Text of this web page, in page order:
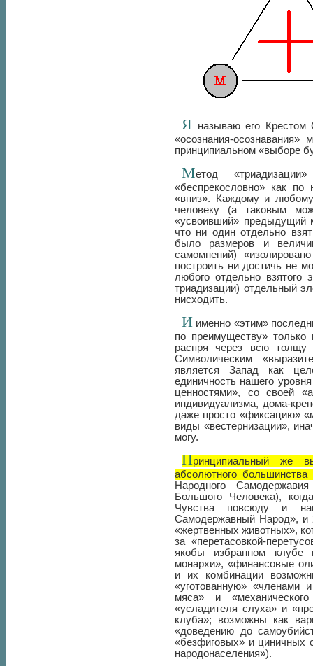
Я называю его
«осознания-осознавания»
принципиальном «выборе
Метод
«беспрекословно» как
«вниз». Каждому и
человеку (а таковым
«усвоивший» предыдущий
что ни один отдельно
было размеров и
самомнений)
построить ни достичь не
любого отдельно взятого
триадизации) отдельный
нисходить.
И именно «этим»
по преимуществу»
распря через всю
Символическим
является Запад как
единичность нашего
ценностями», со своей
индивидуализма, дома-
даже просто «фиксацию»
виды «вестернизации»,
могу.
Принципиальный же
абсолютного
Народного
Большого Человека),
Чувства повсюду и
Самодержавный Народ», и
«жертвенных животных»,
за «перетасовкой-
якобы избранном клубе
монархи», «финансовые
и их комбинации
«уготованную» «членами
мяса» и
«усладителя слуха» и
клуба»; возможны как
«доведению до
«безфиговых» и циничных
народонаселения»).